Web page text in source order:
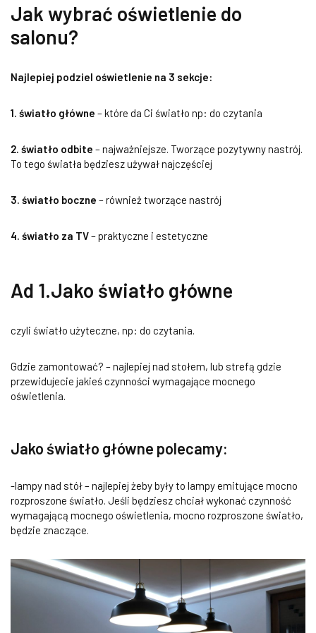
Jak wybrać oświetlenie do
salonu?
Najlepiej podziel oświetlenie na 3 sekcje:
1. światło główne – które da Ci światło np: do czytania
2. światło odbite – najważniejsze. Tworzące pozytywny nastrój.
To tego światła będziesz używał najczęściej
3. światło boczne – również tworzące nastrój
4. światło za TV– praktyczne i estetyczne
Ad 1.Jako światło główne
czyli światło użyteczne, np: do czytania.
Gdzie zamontować? – najlepiej nad stołem, lub strefą gdzie
przewidujecie jakieś czynności wymagające mocnego
oświetlenia.
Jako światło główne polecamy:
-lampy nad stół – najlepiej żeby były to lampy emitujące mocno
rozproszone światło. Jeśli będziesz chciał wykonać czynność
wymagającą mocnego oświetlenia, mocno rozproszone światło,
będzie znaczące.